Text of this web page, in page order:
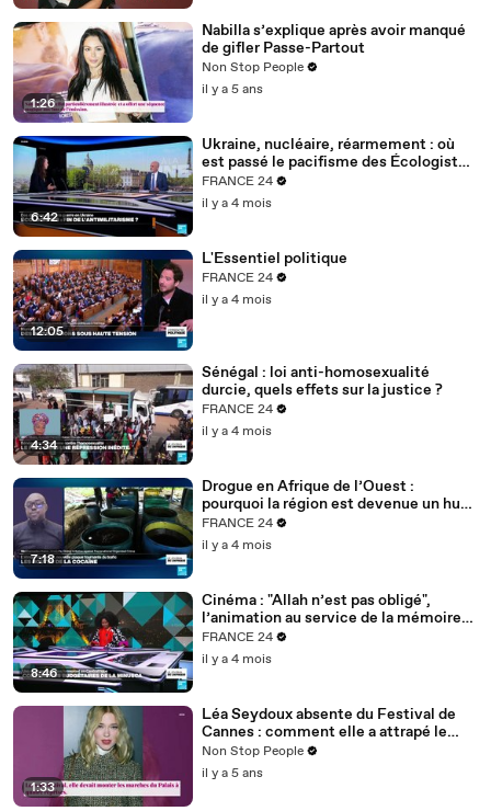
1:26
Nabilla s’explique après avoir manqué
de gifler Passe-Partout
Non Stop People
il y a 5 ans
6:42
Ukraine, nucléaire, réarmement : où
est passé le pacifisme des Écologistes
?
FRANCE 24
il y a 4 mois
12:05
L'Essentiel politique
FRANCE 24
il y a 4 mois
4:34
Sénégal : loi anti-homosexualité
durcie, quels effets sur la justice ?
FRANCE 24
il y a 4 mois
7:18
Drogue en Afrique de l’Ouest :
pourquoi la région est devenue un hub
mondial
FRANCE 24
il y a 4 mois
8:46
Cinéma : "Allah n’est pas obligé",
l’animation au service de la mémoire
des enfants-soldats
FRANCE 24
il y a 4 mois
1:33
Léa Seydoux absente du Festival de
Cannes : comment elle a attrapé le
Covid
Non Stop People
il y a 5 ans